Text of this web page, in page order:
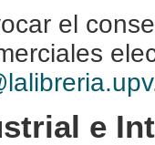
el
e